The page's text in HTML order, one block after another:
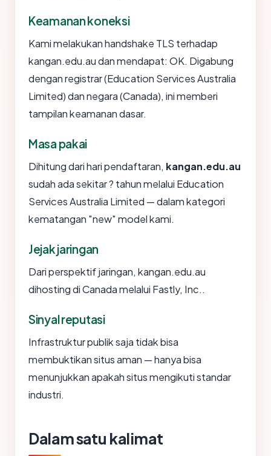
Keamanan koneksi
Kami melakukan handshake TLS terhadap
kangan.edu.au dan mendapat: OK. Digabung
dengan registrar (Education Services Australia
Limited) dan negara (Canada), ini memberi
tampilan keamanan dasar.
Masa pakai
Dihitung dari hari pendaftaran, kangan.edu.au
sudah ada sekitar ? tahun melalui Education
Services Australia Limited — dalam kategori
kematangan "new" model kami.
Jejak jaringan
Dari perspektif jaringan, kangan.edu.au
dihosting di Canada melalui Fastly, Inc..
Sinyal reputasi
Infrastruktur publik saja tidak bisa
membuktikan situs aman — hanya bisa
menunjukkan apakah situs mengikuti standar
industri.
Dalam satu kalimat